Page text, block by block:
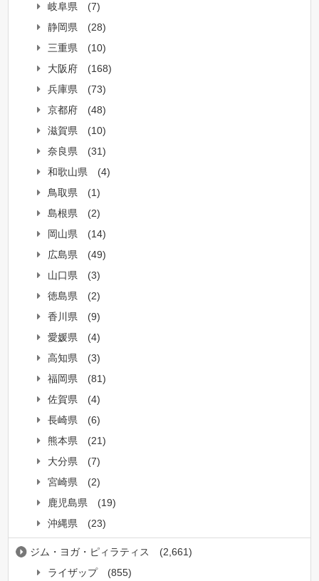
岐阜県
(7)
静岡県
(28)
三重県
(10)
大阪府
(168)
兵庫県
(73)
京都府
(48)
滋賀県
(10)
奈良県
(31)
和歌山県
(4)
鳥取県
(1)
島根県
(2)
岡山県
(14)
広島県
(49)
山口県
(3)
徳島県
(2)
香川県
(9)
愛媛県
(4)
高知県
(3)
福岡県
(81)
佐賀県
(4)
長崎県
(6)
熊本県
(21)
大分県
(7)
宮崎県
(2)
鹿児島県
(19)
沖縄県
(23)
ジム・ヨガ・ピィラティス
(2,661)
ライザップ
(855)